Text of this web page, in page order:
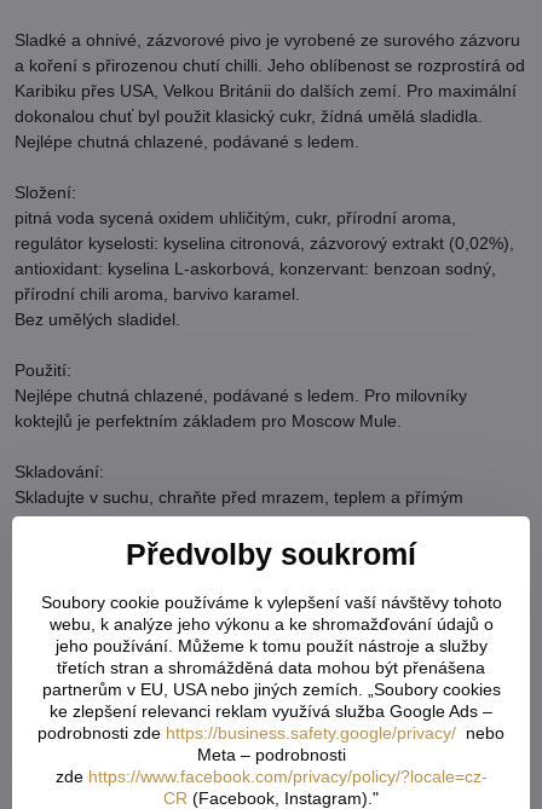
Sladké a ohnivé, zázvorové pivo je vyrobené ze surového zázvoru
a koření s přirozenou chutí chilli. Jeho oblíbenost se rozprostírá od
Karibiku přes USA, Velkou Británii do dalších zemí. Pro maximální
dokonalou chuť byl použit klasický cukr, žídná umělá sladidla.
Nejlépe chutná chlazené, podávané s ledem.
Složení:
pitná voda sycená oxidem uhličitým, cukr, přírodní aroma,
regulátor kyselosti: kyselina citronová, zázvorový extrakt (0,02%),
antioxidant: kyselina L-askorbová, konzervant: benzoan sodný,
přírodní chili aroma, barvivo karamel.
Bez umělých sladidel.
Použití:
Nejlépe chutná chlazené, podávané s ledem. Pro milovníky
koktejlů je perfektním základem pro Moscow Mule.
Skladování:
Skladujte v suchu, chraňte před mrazem, teplem a přímým
slunečním zářením.
TROPICAL SUN je britská společnost, která dováží suroviny a
potraviny z celého světa, za účelem vyhovět potřebám etnických
skupin žijících ve Velké Británii. Distributorem těchto produktů v
České republice je rodinná společnost F.W. Tandoori s.r.o.
Výrobce:
Unit 701, 43 Bedford Street, London WC2E 9HA, Velká Británie
Předvolby soukromí
Soubory cookie používáme k vylepšení vaší návštěvy tohoto
webu, k analýze jeho výkonu a ke shromažďování údajů o
jeho používání. Můžeme k tomu použít nástroje a služby
třetích stran a shromážděná data mohou být přenášena
partnerům v EU, USA nebo jiných zemích. „Soubory cookies
ke zlepšení relevanci reklam využívá služba Google Ads –
podrobnosti zde https://business.safety.google/privacy/ nebo
Meta – podrobnosti
zde https://www.facebook.com/privacy/policy/?locale=cz-
CR (Facebook, Instagram)."